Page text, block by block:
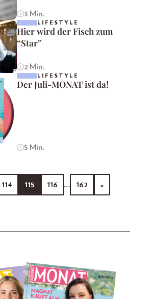
3 Min.
LIFESTYLE
Hier wird der Fisch zum
“Star”
2 Min.
LIFESTYLE
Der Juli-MONAT ist da!
5 Min.
114 115 116 … 162 »